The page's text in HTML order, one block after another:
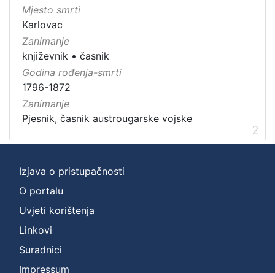
Mjesto smrti
Karlovac
Zanimanje
književnik • časnik
Godina rođenja-smrti
1796-1872
Zanimanje
Pjesnik, časnik austrougarske vojske
2
Izjava o pristupačnosti
O portalu
Uvjeti korištenja
Linkovi
Suradnici
Impressum